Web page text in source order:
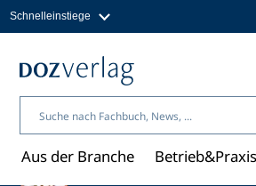
Inhalt
Schnelleinstiege
Fachbücher & Shop
Über uns
Aus der Branche Betrieb&Praxis